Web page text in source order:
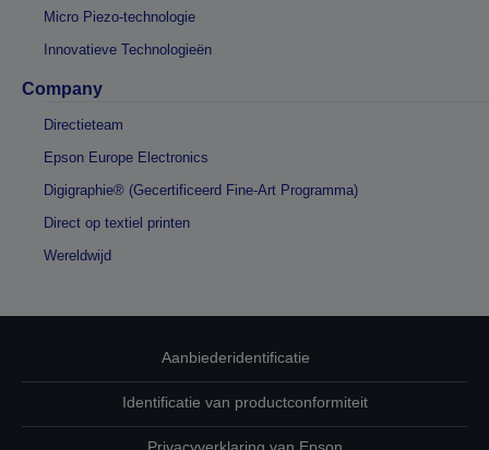
Micro Piezo-technologie
Innovatieve Technologieën
Company
Directieteam
Epson Europe Electronics
Digigraphie® (Gecertificeerd Fine-Art Programma)
Direct op textiel printen
Wereldwijd
Aanbiederidentificatie
Identificatie van productconformiteit